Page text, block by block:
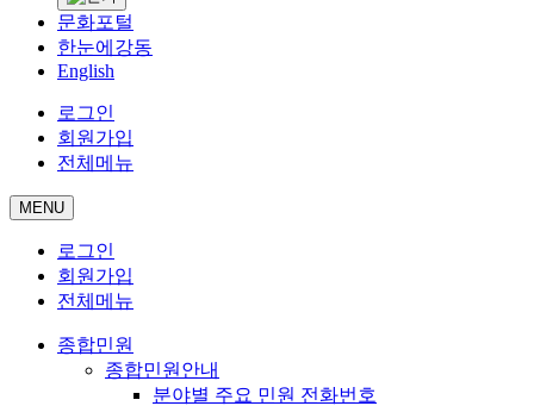
문화포털
한눈에강동
English
로그인
회원가입
전체메뉴
MENU
로그인
회원가입
전체메뉴
종합민원
종합민원안내
분야별 주요 민원 전화번호